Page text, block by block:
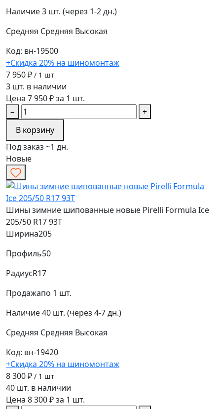
Наличие3 шт. (через 1-2 дн.)
Средняя Средняя Высокая
Код: вн-19500
+Скидка 20% на шиномонтаж
7 950 ₽ / 1 шт
3 шт. в наличии
Цена 7 950 ₽ за 1 шт.
−
+
В корзину
Под заказ ~1 дн.
Новые
Шины зимние шипованные новые Pirelli Formula Ice
205/50 R17 93T
Ширина205
Профиль50
РадиусR17
Продажапо 1 шт.
Наличие40 шт. (через 4-7 дн.)
Средняя Средняя Высокая
Код: вн-19420
+Скидка 20% на шиномонтаж
8 300 ₽ / 1 шт
40 шт. в наличии
Цена 8 300 ₽ за 1 шт.